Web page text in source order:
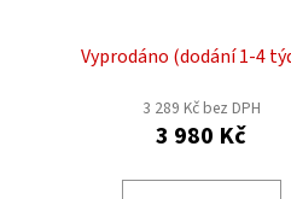
Vyprodáno (dodání 1-4
3 289 Kč bez DPH
3 980 Kč